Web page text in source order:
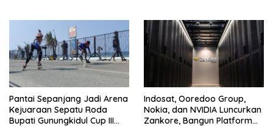
Pantai Sepanjang Jadi Arena
Kejuaraan Sepatu Roda
Bupati Gunungkidul Cup III
Indosat, Ooredoo Group,
Nokia, dan NVIDIA Luncurkan
Zankore, Bangun Platform